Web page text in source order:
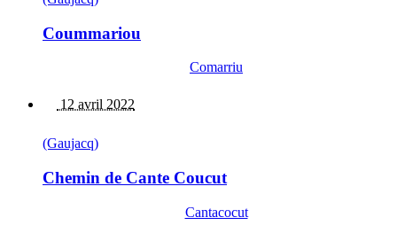
Coummariou
Comarriu
12 avril 2022
(Gaujacq)
Chemin de Cante Coucut
Cantacocut